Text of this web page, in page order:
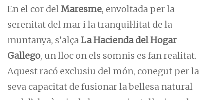
En el cor delMaresme, envoltada per la
serenitat del mar i la tranquil·litat de la
muntanya, s’alçaLa Hacienda del Hogar
Gallego, un lloc on els somnis es fan realitat.
Aquest racó exclusiu del món, conegut per la
seva capacitat de fusionar la bellesa natural